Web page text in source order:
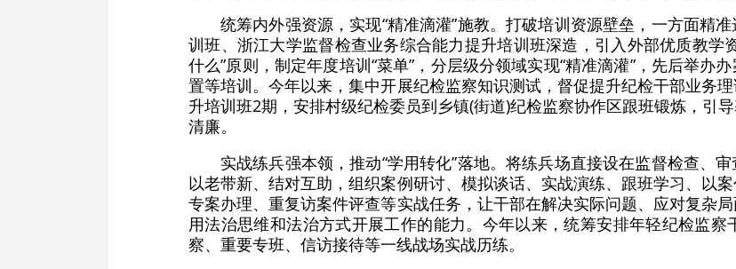
统筹内外强资源，实现“精准滴灌”施教。打破培训资源壁垒，一方面精
训班、浙江大学监督检查业务综合能力提升培训班深造，引入外部优质教学
什么”原则，制定年度培训“菜单”，分层级分领域实现“精准滴灌”，先后举办
置等培训。今年以来，集中开展纪检监察知识测试，督促提升纪检干部业务
升培训班2期，安排村级纪检委员到乡镇(街道)纪检监察协作区跟班锻炼，引
清廉。
实战练兵强本领，推动“学用转化”落地。将练兵场直接设在监督检查、
以老带新、结对互助，组织案例研讨、模拟谈话、实战演练、跟班学习、以
专案办理、重复访案件评查等实战任务，让干部在解决实际问题、应对复杂
用法治思维和法治方式开展工作的能力。今年以来，统筹安排年轻纪检监
察、重要专班、信访接待等一线战场实战历练。